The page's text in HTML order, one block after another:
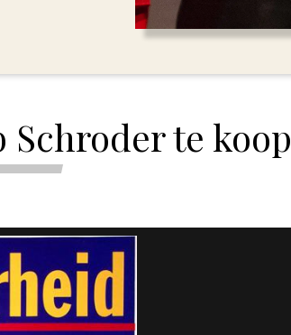
Schroder te koop